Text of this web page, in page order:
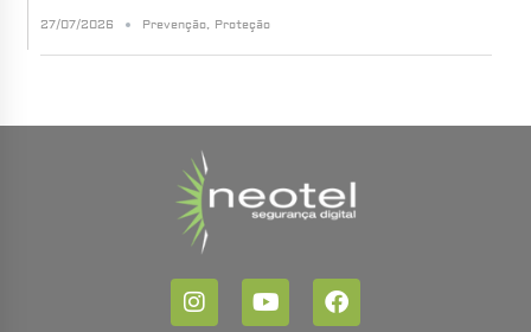
27/07/2026 Prevenção, Proteção